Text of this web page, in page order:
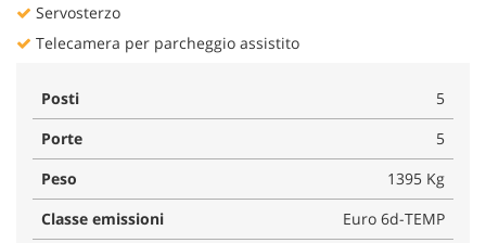
Servosterzo
Telecamera per parcheggio assistito
Posti
5
Porte
5
Peso
1395 Kg
Classe emissioni
Euro 6d-TEMP